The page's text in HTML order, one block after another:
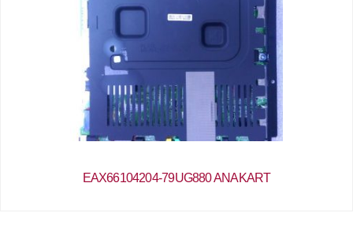
EAX66104204-79UG880 ANAKART